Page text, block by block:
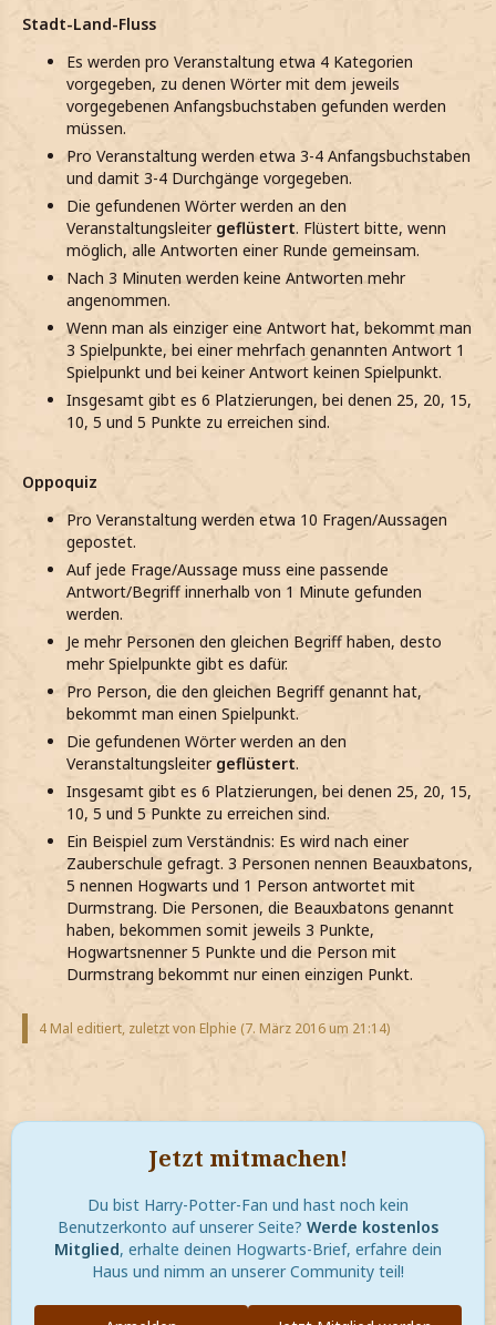
Stadt-Land-Fluss
Es werden pro Veranstaltung etwa 4 Kategorien
vorgegeben, zu denen Wörter mit dem jeweils
vorgegebenen Anfangsbuchstaben gefunden werden
müssen.
Pro Veranstaltung werden etwa 3-4 Anfangsbuchstaben
und damit 3-4 Durchgänge vorgegeben.
Die gefundenen Wörter werden an den
Veranstaltungsleiter geflüstert. Flüstert bitte, wenn
möglich, alle Antworten einer Runde gemeinsam.
Nach 3 Minuten werden keine Antworten mehr
angenommen.
Wenn man als einziger eine Antwort hat, bekommt man
3 Spielpunkte, bei einer mehrfach genannten Antwort 1
Spielpunkt und bei keiner Antwort keinen Spielpunkt.
Insgesamt gibt es 6 Platzierungen, bei denen 25, 20, 15,
10, 5 und 5 Punkte zu erreichen sind.
Oppoquiz
Pro Veranstaltung werden etwa 10 Fragen/Aussagen
gepostet.
Auf jede Frage/Aussage muss eine passende
Antwort/Begriff innerhalb von 1 Minute gefunden
werden.
Je mehr Personen den gleichen Begriff haben, desto
mehr Spielpunkte gibt es dafür.
Pro Person, die den gleichen Begriff genannt hat,
bekommt man einen Spielpunkt.
Die gefundenen Wörter werden an den
Veranstaltungsleiter geflüstert.
Insgesamt gibt es 6 Platzierungen, bei denen 25, 20, 15,
10, 5 und 5 Punkte zu erreichen sind.
Ein Beispiel zum Verständnis: Es wird nach einer
Zauberschule gefragt. 3 Personen nennen Beauxbatons,
5 nennen Hogwarts und 1 Person antwortet mit
Durmstrang. Die Personen, die Beauxbatons genannt
haben, bekommen somit jeweils 3 Punkte,
Hogwartsnenner 5 Punkte und die Person mit
Durmstrang bekommt nur einen einzigen Punkt.
4 Mal editiert, zuletzt von Elphie (7. März 2016 um 21:14)
Jetzt mitmachen!
Du bist Harry-Potter-Fan und hast noch kein
Benutzerkonto auf unserer Seite? Werde kostenlos
Mitglied, erhalte deinen Hogwarts-Brief, erfahre dein
Haus und nimm an unserer Community teil!